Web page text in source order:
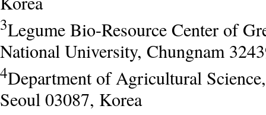
3Legume Bio-Resource Center of
National University, Chungnam
4Department of Agricultural
Seoul 03087, Korea